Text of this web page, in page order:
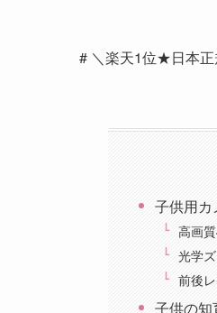
# ＼楽天1位★日本正
子供用
高画
光学
前後
子供の